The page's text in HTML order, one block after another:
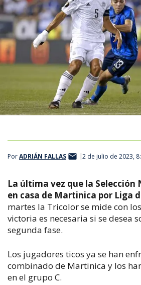
PorADRIÁN FALLAS 2 de julio de 2023,
La última vez que la
en casa de Martinica por Liga
martes la Tricolor se mide con
victoria es necesaria si se desea
segunda fase.​
Los jugadores ticos ya se han
combinado de Martinica y los
en el grupo C.